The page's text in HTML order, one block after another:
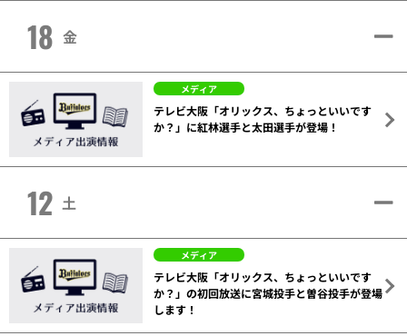
18 金
メディア
テレビ大阪「オリックス、ちょっといいです
か？」に紅林選手と太田選手が登場！
12 土
メディア
テレビ大阪「オリックス、ちょっといいです
か？」の初回放送に宮城投手と曽谷投手が登場
します！